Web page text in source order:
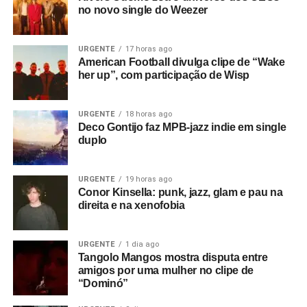
E O GEESE, HEIN?
show deles, o Geese acabou sendo o headliner de sexta
– a situação foi apontada por vários veículos depois do
show deles. O jornalista brasileiro Marco Barbosa,
presente ao show,lançouessa em sua newsletter: “Ficou
psyopque bombou o Geese nas plataformas e sites de
música? Afinal, a emergência climática fez da banda,
inesperadamente, a principal atração do primeiro dia do
Primavera Sound 2026″, disse ele, que não achou o
no novo single do Weezer
URGENTE 17 horas ago
American Football divulga clipe de “Wake
her up”, com participação de Wisp
URGENTE 18 horas ago
Deco Gontijo faz MPB-jazz indie em single
duplo
URGENTE 19 horas ago
Conor Kinsella: punk, jazz, glam e pau na
direita e na xenofobia
URGENTE 1 dia ago
Tangolo Mangos mostra disputa entre
amigos por uma mulher no clipe de
“Dominó”